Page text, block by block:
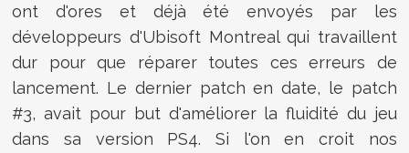
ont d'ores et déjà été envoyés par les
développeurs d'Ubisoft Montreal qui travaillent
dur pour que réparer toutes ces erreurs de
lancement. Le dernier patch en date, le patch
#3, avait pour but d'améliorer la fluidité du jeu
dans sa version PS4. Si l'on en croit nos